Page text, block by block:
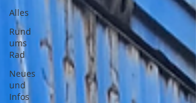
Alles
Rund
ums
Rad
Neues
und
Infos